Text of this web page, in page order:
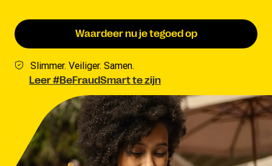
Waardeer nu je tegoed op
Slimmer. Veiliger. Samen.
Leer #BeFraudSmart te zijn